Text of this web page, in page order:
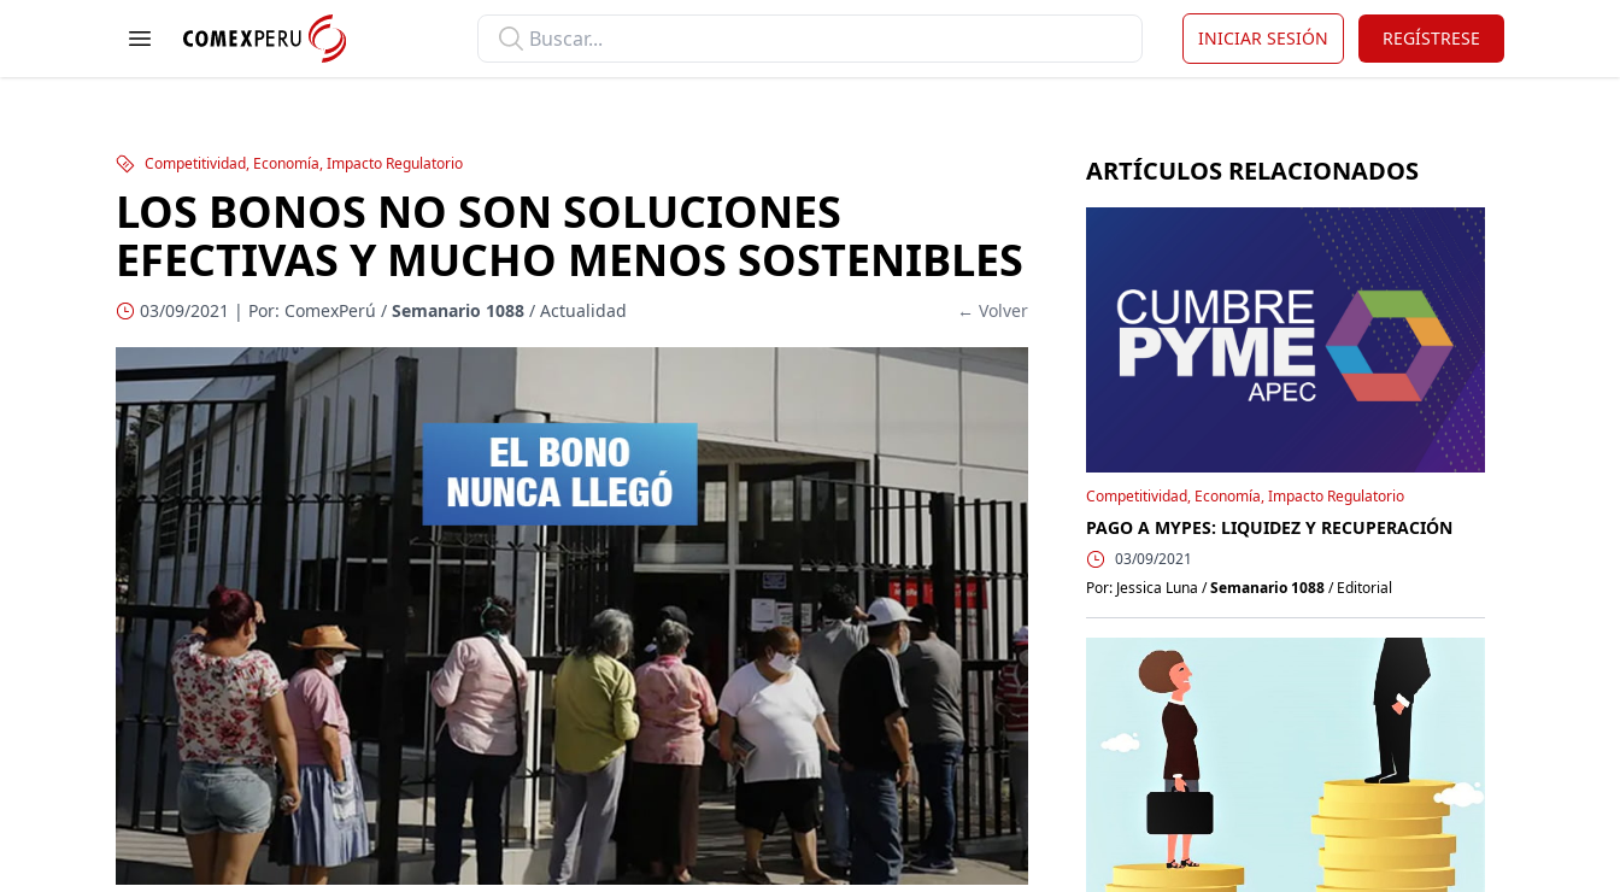
Open menu
ComexPerú INICIAR SESIÓN REGÍSTRESE
Competitividad, Economía, Impacto Regulatorio
LOS BONOS NO SON SOLUCIONES
EFECTIVAS Y MUCHO MENOS SOSTENIBLES
03/09/2021 | Por: ComexPerú / Semanario 1088 / Actualidad ← Volver
ARTÍCULOS RELACIONADOS
Competitividad, Economía, Impacto Regulatorio
PAGO A MYPES: LIQUIDEZ Y RECUPERACIÓN
03/09/2021
Por: Jessica Luna /Semanario 1088/ Editorial